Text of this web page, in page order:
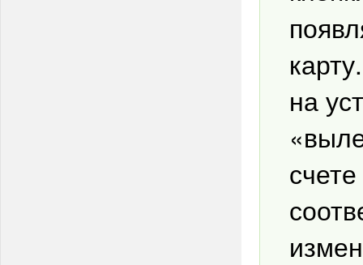
на